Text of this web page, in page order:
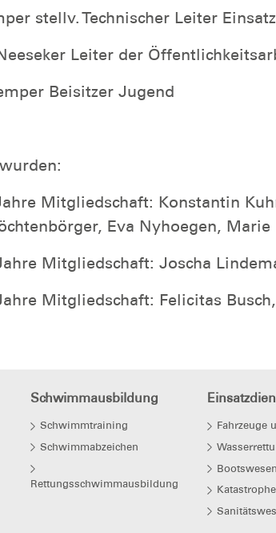
stellv. Technischer Leiter Einsatz
Leiter der
Beisitzer Jugend
Mitgliedschaft: Konstantin
Eva Nyhoegen,
Mitgliedschaft: Joscha
Mitgliedschaft: Felicitas
Schwimmausbildung
Schwimmtraining
Schwimmabzeichen
Rettungsschwimmausbildung
Fahrzeuge
Bootswesen